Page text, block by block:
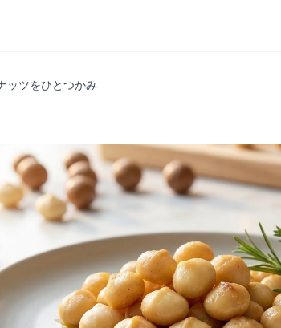
ッツをひとつかみ